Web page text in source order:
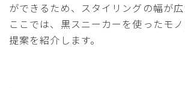
ができるため、スタイリングの幅が広
ここでは、黒スニーカーを使ったモ
提案を紹介します。